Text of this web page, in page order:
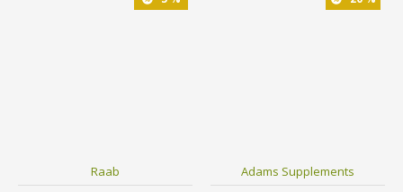
Raab
Adams Supplements